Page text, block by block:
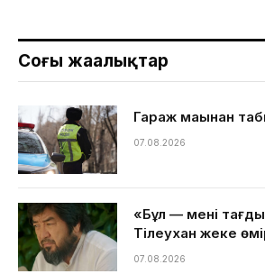
Соңғы жаңалықтар
Гараж маңынан
07.08.2026
«Бұл — менің
Тілеухан жеке
07.08.2026